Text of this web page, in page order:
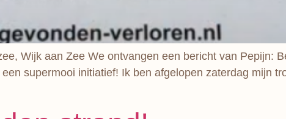
Wijk aan Zee We ontvangen een bericht van Pepijn:
supermooi initiatief! Ik ben afgelopen zaterdag mijn